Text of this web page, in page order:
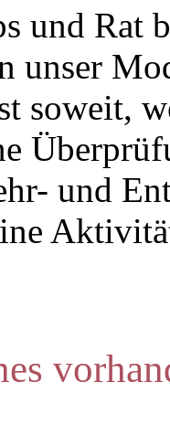
und Rat
unser
soweit,
und